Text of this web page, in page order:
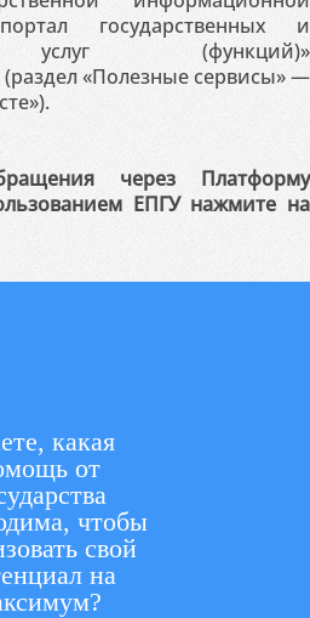
государственных и
услуг (функций)»
(раздел «Полезные сервисы» —
через Платформу
ЕПГУ нажмите на
какая
от
чтобы
свой
на